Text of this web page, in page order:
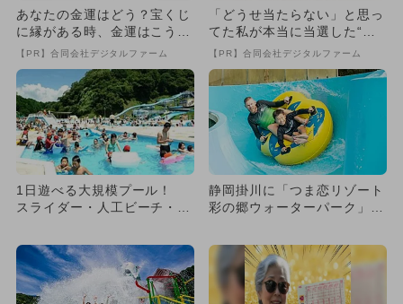
あなたの金運はどう？宝くじ
に縁がある時、金運はこう変
わる
【PR】合同会社デジタルファーム
「どうせ当たらない」と思っ
てた私が本当に当選した“買
い方”がこれ
【PR】合同会社デジタルファーム
1日遊べる大規模プール！
スライダー・人工ビーチ・オ
静岡掛川に「つま恋リゾート
彩の郷ウォーターパーク」が